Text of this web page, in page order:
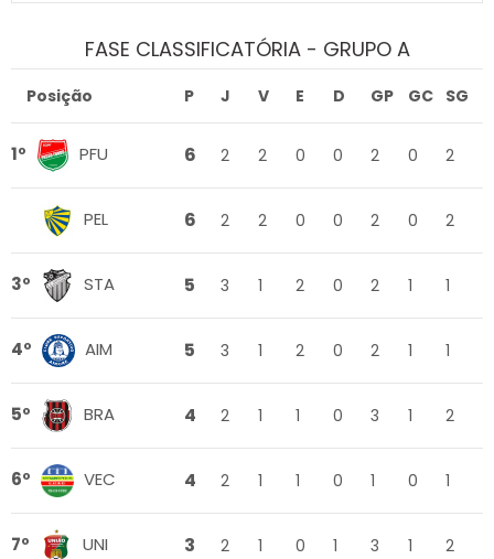
FASE CLASSIFICATÓRIA - GRUPO A
Posição P J V E D GP GC SG
1º PFU 6 2 2 0 0 2 0 2
PEL 6 2 2 0 0 2 0 2
3º STA 5 3 1 2 0 2 1 1
4º AIM 5 3 1 2 0 2 1 1
5º BRA 4 2 1 1 0 3 1 2
6º VEC 4 2 1 1 0 1 0 1
7º UNI 3 2 1 0 1 3 1 2